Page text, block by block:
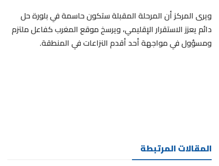
ويرى المركز أن المرحلة المقبلة ستكون حاسمة في بلورة حل
دائم يعزز الاستقرار الإقليمي، ويرسخ موقع المغرب كفاعل ملتزم
ومسؤول في مواجهة أحد أقدم النزاعات في المنطقة.
المقالات المرتبطة